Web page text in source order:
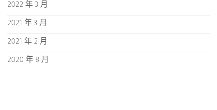
2022 年 3 月
2021 年 3 月
2021 年 2 月
2020 年 8 月